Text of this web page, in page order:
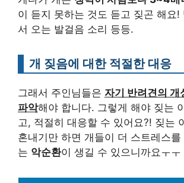
이 듣지 못하는 것도 듣고 짖곤 해요!
서 오는 발걸음 소리 등등.
개 짖음에 대한 적절한 대응
그래서 주인님들은 자기 반려견의 개
파악해야 합니다. 그렇게 해야 짖는
고, 적절히 대응할 수 있어요?! 짖는
혼내기만 하면 개들이 더 스트레스를
는 악순환이 생길 수 있으니까요ㅜㅜ